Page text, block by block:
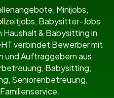
Minijobs,
Babysitter-Jobs
Haushalt & Babysitting in
verbindet Bewerber mit
und Auftraggebern aus
Babysitting,
Seniorenbetreuung,